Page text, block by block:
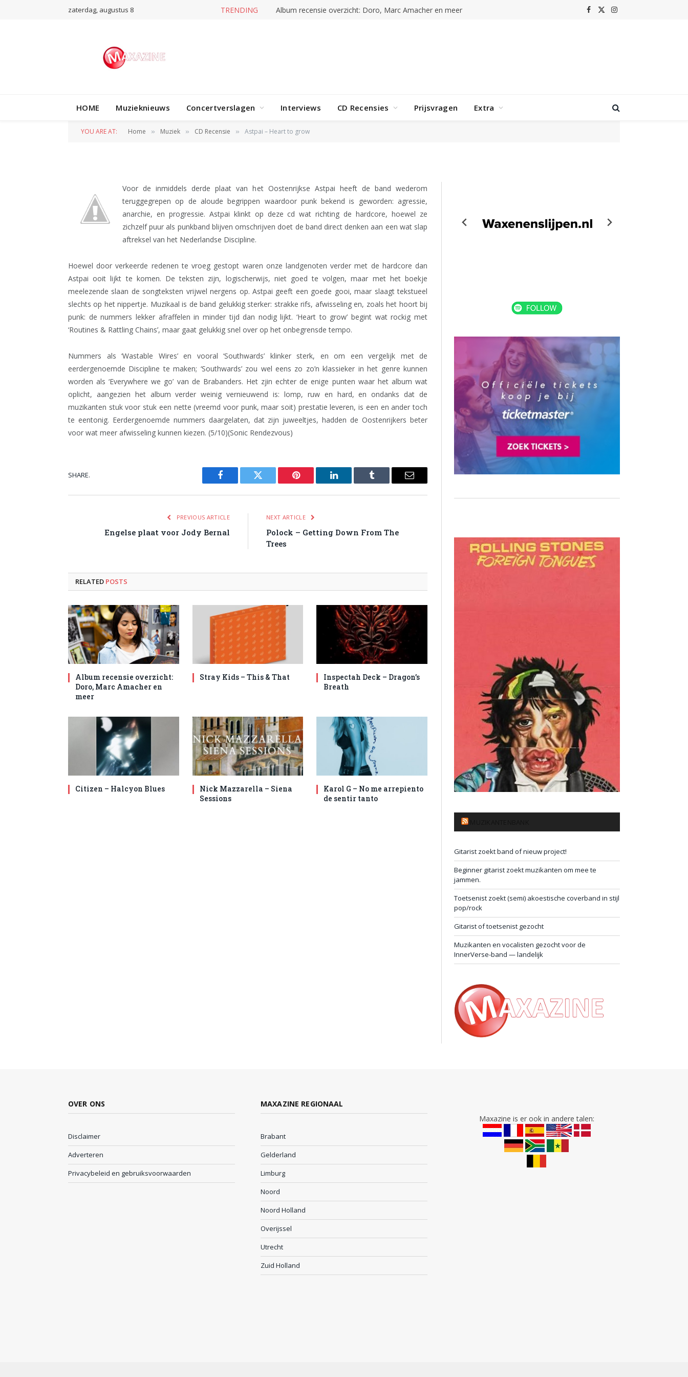
zaterdag, augustus 8 TRENDING Stray Kids – This & That Facebook
X
Instagram
HOME Muzieknieuws Concertverslagen Interviews CD Recensies Prijsvragen Extra
YOU ARE AT: Home » Muziek » CD Recensie » Astpai – Heart to grow
Astpai – Heart to grow
Voor de inmiddels derde plaat van het Oostenrijkse Astpai heeft de band wederom
teruggegrepen op de aloude begrippen waardoor punk bekend is geworden: agressie,
anarchie, en progressie. Astpai klinkt op deze cd wat richting de hardcore, hoewel ze
zichzelf puur als punkband blijven omschrijven doet de band direct denken aan een wat slap
aftreksel van het Nederlandse Discipline.
Hoewel door verkeerde redenen te vroeg gestopt waren onze landgenoten verder met de hardcore dan
Astpai ooit lijkt te komen. De teksten zijn, logischerwijs, niet goed te volgen, maar met het boekje
meelezende slaan de songteksten vrijwel nergens op. Astpai geeft een goede gooi, maar slaagt tekstueel
slechts op het nippertje. Muzikaal is de band gelukkig sterker: strakke rifs, afwisseling en, zoals het hoort bij
punk: de nummers lekker afraffelen in minder tijd dan nodig lijkt. ‘Heart to grow’ begint wat rockig met
‘Routines & Rattling Chains’, maar gaat gelukkig snel over op het onbegrensde tempo.
Nummers als ‘Wastable Wires’ en vooral ‘Southwards’ klinker sterk, en om een vergelijk met de
eerdergenoemde Discipline te maken; ‘Southwards’ zou wel eens zo zo’n klassieker in het genre kunnen
worden als ‘Everywhere we go’ van de Brabanders. Het zjin echter de enige punten waar het album wat
oplicht, aangezien het album verder weinig vernieuwend is: lomp, ruw en hard, en ondanks dat de
muzikanten stuk voor stuk een nette (vreemd voor punk, maar soit) prestatie leveren, is een en ander toch
te eentonig. Eerdergenoemde nummers daargelaten, dat zijn juweeltjes, hadden de Oostenrijkers beter
voor wat meer afwisseling kunnen kiezen. (5/10)(Sonic Rendezvous)
SHARE.
Facebook Twitter Pinterest LinkedIn Tumblr Email
PREVIOUS ARTICLE
Engelse plaat voor Jody Bernal
NEXT ARTICLE
Polock – Getting Down From The
Trees
RELATED POSTS
Album recensie overzicht:
Doro, Marc Amacher en
meer
Stray Kids – This & That
Inspectah Deck – Dragon’s
Breath
Citizen – Halcyon Blues
Nick Mazzarella – Siena
Sessions
Karol G – No me arrepiento
de sentir tanto
Gitarist zoekt band of nieuw project!
Beginner gitarist zoekt muzikanten om mee te
jammen.
Toetsenist zoekt (semi) akoestische coverband in stijl
pop/rock
Gitarist of toetsenist gezocht
Muzikanten en vocalisten gezocht voor de
InnerVerse-band — landelijk
OVER ONS
Disclaimer
Adverteren
Privacybeleid en gebruiksvoorwaarden
MAXAZINE REGIONAAL
Brabant
Gelderland
Limburg
Noord
Noord Holland
Overijssel
Utrecht
Zuid Holland
Maxazine is er ook in andere talen: